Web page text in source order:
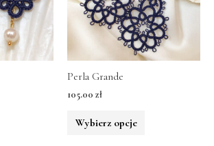
Perla Grande
105.00 zł
Wybierz opcje